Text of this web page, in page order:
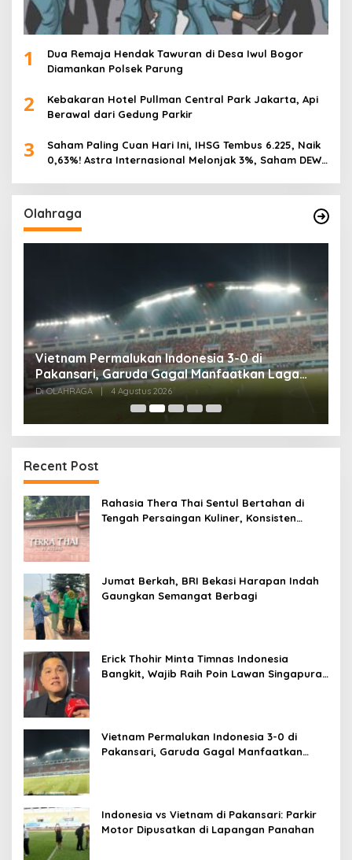
1
Dua Remaja Hendak Tawuran di Desa Iwul Bogor
Diamankan Polsek Parung
2
Kebakaran Hotel Pullman Central Park Jakarta, Api
Berawal dari Gedung Parkir
3
Saham Paling Cuan Hari Ini, IHSG Tembus 6.225, Naik
0,63%! Astra Internasional Melonjak 3%, Saham DEWA
Olahraga
Vietnam Permalukan Indonesia 3-0 di
Pakansari, Garuda Gagal Manfaatkan Laga
Kandang
Di OLAHRAGA | 4 Agustus 2026
Recent Post
Rahasia Thera Thai Sentul Bertahan di
Tengah Persaingan Kuliner, Konsisten
Jumat Berkah, BRI Bekasi Harapan Indah
Gaungkan Semangat Berbagi
Erick Thohir Minta Timnas Indonesia
Bangkit, Wajib Raih Poin Lawan Singapura
Vietnam Permalukan Indonesia 3-0 di
Pakansari, Garuda Gagal Manfaatkan
Indonesia vs Vietnam di Pakansari: Parkir
Motor Dipusatkan di Lapangan Panahan